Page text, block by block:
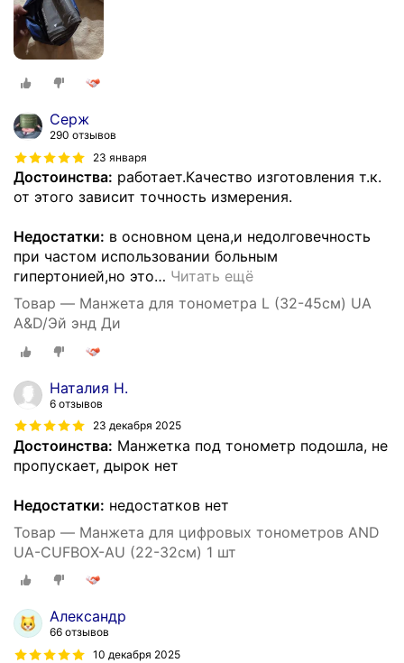
Серж
290 отзывов
23 января
Достоинства: работает.Качество изготовления т.к.
от этого зависит точность измерения.
Недостатки: в основном цена,и недолговечность
при частом использовании больным
гипертонией,но это… Читать ещё
Товар — Манжета для тонометра L (32-45см) UA
A&D/Эй энд Ди
Наталия Н.
6 отзывов
23 декабря 2025
Достоинства: Манжетка под тонометр подошла, не
пропускает, дырок нет
Недостатки: недостатков нет
Товар — Манжета для цифровых тонометров AND
UA-CUFBOX-AU (22-32см) 1 шт
Александр
66 отзывов
10 декабря 2025